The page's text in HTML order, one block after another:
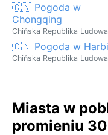
🇨🇳 Pogoda w
Chongqing
Chińska Republika Ludowa
🇨🇳 Pogoda w
Chińska Republika Ludowa
Miasta w
promieniu